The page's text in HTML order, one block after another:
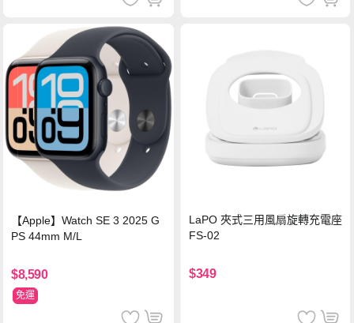
【Apple】Watch SE 3 2025 G
PS 44mm M/L
$8,590
免運
LaPO 夾式三用風扇旋轉充電座
FS-02
$349